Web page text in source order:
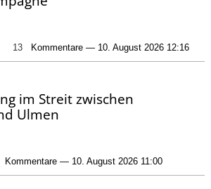
13 Kommentare — 10. August 2026 12:16
im Streit zwischen
Ulmen
Kommentare — 10. August 2026 11:00